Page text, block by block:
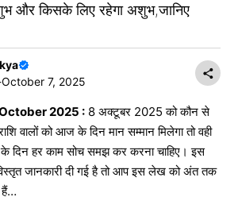
और किसके लिए रहेगा अशुभ,जानिए
October 7, 2025
2025 : 8 अक्टूबर 2025 को कौन से
वालों को आज के दिन मान सम्मान मिलेगा तो वही
दिन हर काम सोच समझ कर करना चाहिए। इस
जानकारी दी गई है तो आप इस लेख को अंत तक